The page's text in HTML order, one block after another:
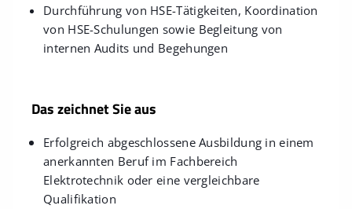
Durchführung von HSE-Tätigkeiten, Koordination
von HSE-Schulungen sowie Begleitung von
internen Audits und Begehungen
Das zeichnet Sie aus
Erfolgreich abgeschlossene Ausbildung in einem
anerkannten Beruf im Fachbereich
Elektrotechnik oder eine vergleichbare
Qualifikation